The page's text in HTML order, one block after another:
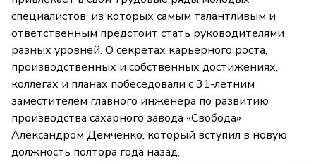
специалистов, из которых самым талантливым и
ответственным предстоит стать руководителями
разных уровней. О секретах карьерного роста,
производственных и собственных достижениях,
коллегах и планах побеседовали с 31-летним
заместителем главного инженера по развитию
производства сахарного завода «Свобода»
Александром Демченко, который вступил в новую
должность полтора года назад.